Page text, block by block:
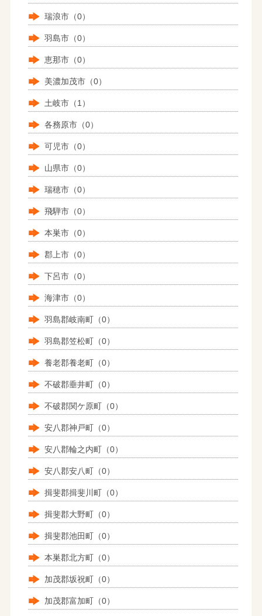
瑞浪市（0）
羽島市（0）
恵那市（0）
美濃加茂市（0）
土岐市（1）
各務原市（0）
可児市（0）
山県市（0）
瑞穂市（0）
飛騨市（0）
本巣市（0）
郡上市（0）
下呂市（0）
海津市（0）
羽島郡岐南町（0）
羽島郡笠松町（0）
養老郡養老町（0）
不破郡垂井町（0）
不破郡関ケ原町（0）
安八郡神戸町（0）
安八郡輪之内町（0）
安八郡安八町（0）
揖斐郡揖斐川町（0）
揖斐郡大野町（0）
揖斐郡池田町（0）
本巣郡北方町（0）
加茂郡坂祝町（0）
加茂郡富加町（0）